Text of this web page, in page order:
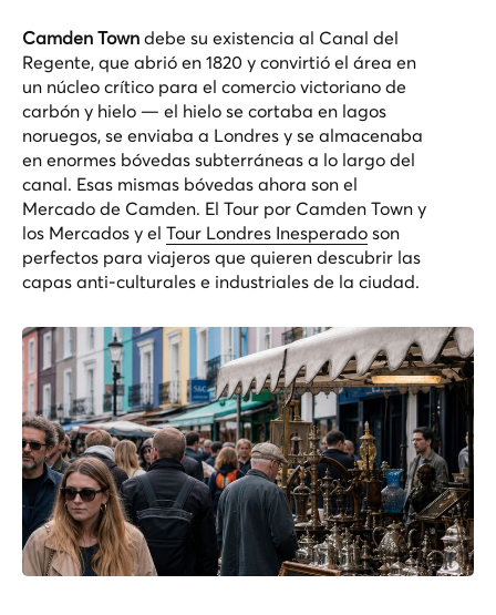
Camden Town debe su existencia al Canal del
Regente, que abrió en 1820 y convirtió el área en
un núcleo crítico para el comercio victoriano de
carbón y hielo — el hielo se cortaba en lagos
noruegos, se enviaba a Londres y se almacenaba
en enormes bóvedas subterráneas a lo largo del
canal. Esas mismas bóvedas ahora son el
Mercado de Camden. El Tour por Camden Town y
los Mercados y el Tour Londres Inesperado son
perfectos para viajeros que quieren descubrir las
capas anti-culturales e industriales de la ciudad.